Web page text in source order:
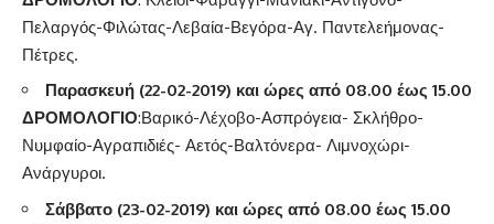
Πελαργός-Φιλώτας-Λεβαία-Βεγόρα-Αγ. Παντελεήμονας-
Πέτρες.
Παρασκευή (22-02-2019) και ώρες από 08.00 έως 15.00
ΔΡΟΜΟΛΟΓΙΟ:Βαρικό-Λέχοβο-Ασπρόγεια- Σκλήθρο-
Νυμφαίο-Αγραπιδιές- Αετός-Βαλτόνερα- Λιμνοχώρι-
Ανάργυροι.
Σάββατο (23-02-2019) και ώρες από 08.00 έως 15.00